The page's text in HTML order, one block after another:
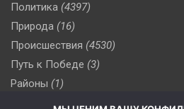
Политика (4397)
Природа (16)
Происшествия (4530)
Путь к Победе (3)
Районы (1)
(510)